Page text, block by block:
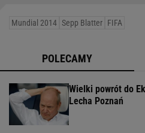
Mundial 2014 Sepp Blatter FIFA
POLECAMY
Wielki powrót do
Lecha Poznań